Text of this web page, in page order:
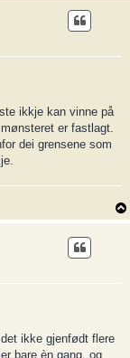
ikkje kan vinne på
er fastlagt.
dei grensene som
ikke gjenfødt flere
bare èn gang, og